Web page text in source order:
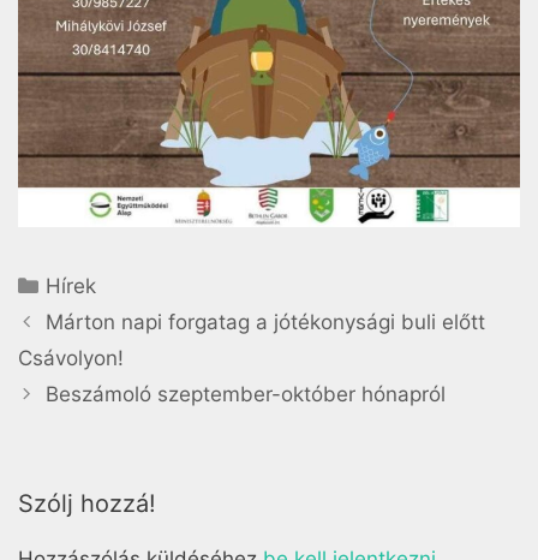
Hírek
Márton napi forgatag a jótékonysági buli előtt
Csávolyon!
Beszámoló szeptember-október hónapról
Szólj hozzá!